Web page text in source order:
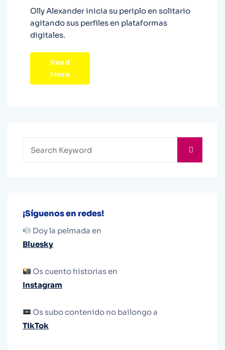
Olly Alexander inicia su periplo en solitario
agitando sus perfiles en plataformas
digitales.
Read
More
¡Síguenos en redes!
Doy la pelmada en
Bluesky
Os cuento historias en
Instagram
Os subo contenido no bailongo a
TikTok